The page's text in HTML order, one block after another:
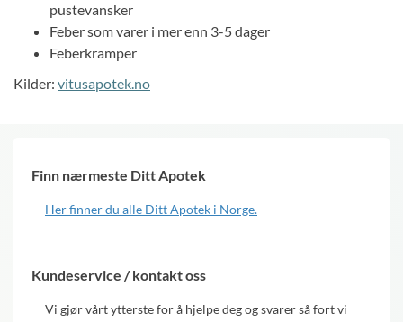
pustevansker
Feber som varer i mer enn 3-5 dager
Feberkramper
Kilder: vitusapotek.no
Finn nærmeste Ditt Apotek
Her finner du alle Ditt Apotek i Norge.
Kundeservice / kontakt oss
Vi gjør vårt ytterste for å hjelpe deg og svarer så fort vi